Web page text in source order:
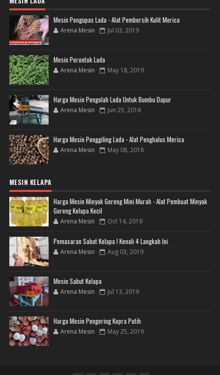
Mesin Pengupas Lada - Alat Pembersih Kulit Merica
Arena Mesin Jul 03, 2019
Mesin Perontok Lada
Arena Mesin May 18, 2019
Harga Mesin Pengolah Lada Untuk Bumbu Dapur
Arena Mesin Jun 25, 2018
Harga Mesin Penggiling Lada - Alat Penghalus Merica
Arena Mesin May 08, 2018
MESIN KELAPA
Harga Mesin Minyak Goreng Mini Murah - Alat Pembuat Minyak
Goreng Kelapa Kecil
Arena Mesin Oct 14, 2019
Pemasaran Sabut Kelapa ! Kenali 4 Langkah Ini
Arena Mesin Aug 03, 2019
Mesin Sabut Kelapa
Arena Mesin Jul 13, 2019
Harga Mesin Pengering Kopra Putih
Arena Mesin May 25, 2019